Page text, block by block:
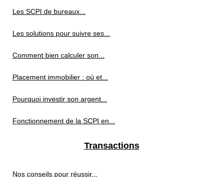
Les SCPI de bureaux...
Les solutions pour suivre ses...
Comment bien calculer son...
Placement immobilier : où et...
Pourquoi investir son argent...
Fonctionnement de la SCPI en...
Transactions
Nos conseils pour réussir...